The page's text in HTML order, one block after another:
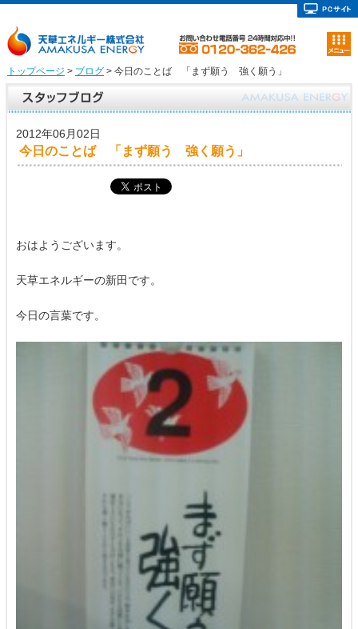
トップページ > ブログ> 今日のことば 「まず願う 強く願う」
2012年06月02日
今日のことば 「まず願う 強く願う」
おはようございます。
天草エネルギーの新田です。
今日の言葉です。